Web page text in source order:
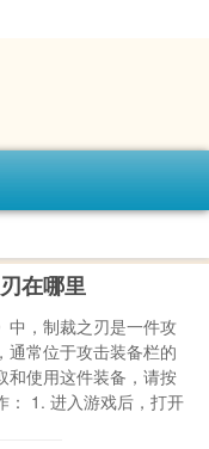
在哪里
中，制裁之刃是一件攻
通常位于攻击装备栏的
和使用这件装备，请按
： 1. 进入游戏后，打开